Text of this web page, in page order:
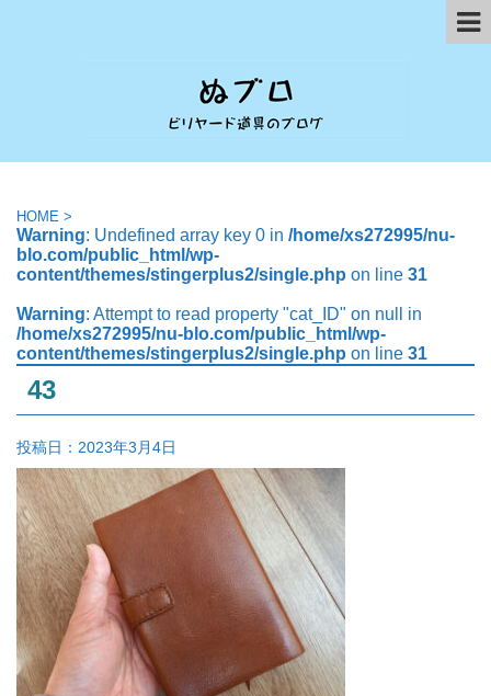
HOME >
Warning: Undefined array key 0 in /home/xs272995/nu-
blo.com/public_html/wp-
content/themes/stingerplus2/single.php on line 31
Warning: Attempt to read property "cat_ID" on null in
/home/xs272995/nu-blo.com/public_html/wp-
content/themes/stingerplus2/single.php on line 31
43
投稿日： 2023年3月4日